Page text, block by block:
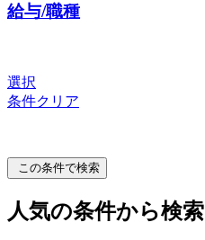
給与/職種
選択
条件クリア
この条件で検索
人気の条件から検索